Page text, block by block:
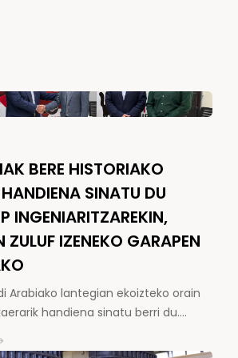
BERE HISTORIAKO
SINATU DU
INGENIARITZAREKIN,
ZULUF IZENEKO GARAPEN
Arabiako lantegian ekoizteko orain
handiena sinatu berri du.…